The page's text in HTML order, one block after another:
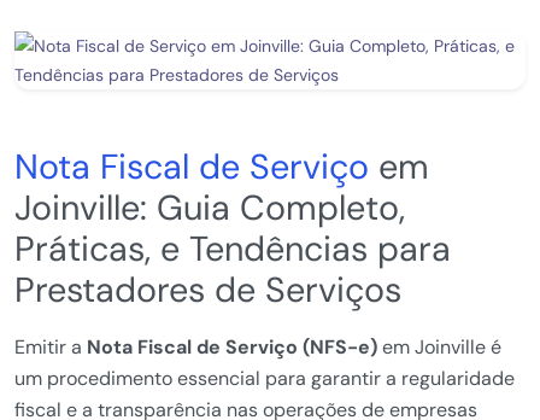
Nota Fiscal de Serviço em
Joinville: Guia Completo,
Práticas, e Tendências para
Prestadores de Serviços
Emitir a Nota Fiscal de Serviço (NFS-e)em Joinville é
um procedimento essencial para garantir a regularidade
fiscal e a transparência nas operações de empresas